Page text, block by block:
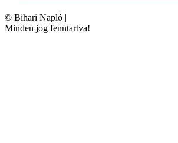
© Bihari Napló |
Minden jog fenntartva!